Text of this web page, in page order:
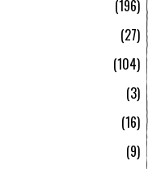
196
27
104
3
16
9